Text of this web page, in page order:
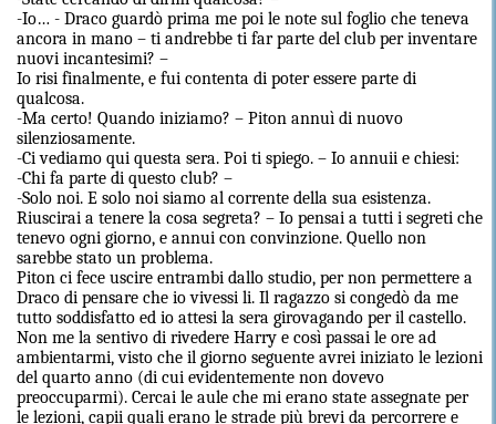
-Io… - Draco guardò prima me poi le note sul foglio che teneva
ancora in mano – ti andrebbe ti far parte del club per inventare
nuovi incantesimi? –
Io risi finalmente, e fui contenta di poter essere parte di
qualcosa.
-Ma certo! Quando iniziamo? – Piton annuì di nuovo
silenziosamente.
-Ci vediamo qui questa sera. Poi ti spiego. – Io annuii e chiesi:
-Chi fa parte di questo club? –
-Solo noi. E solo noi siamo al corrente della sua esistenza.
Riuscirai a tenere la cosa segreta? – Io pensai a tutti i segreti che
tenevo ogni giorno, e annui con convinzione. Quello non
sarebbe stato un problema.
Piton ci fece uscire entrambi dallo studio, per non permettere a
Draco di pensare che io vivessi li. Il ragazzo si congedò da me
tutto soddisfatto ed io attesi la sera girovagando per il castello.
Non me la sentivo di rivedere Harry e così passai le ore ad
ambientarmi, visto che il giorno seguente avrei iniziato le lezioni
del quarto anno (di cui evidentemente non dovevo
preoccuparmi). Cercai le aule che mi erano state assegnate per
le lezioni, capii quali erano le strade più brevi da percorrere e